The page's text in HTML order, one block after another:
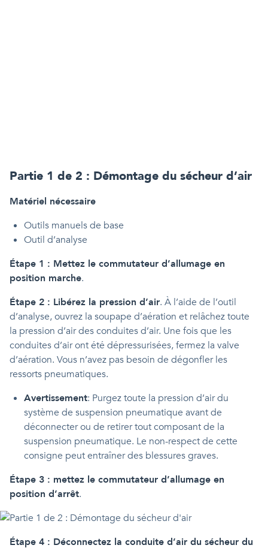
Partie 1 de 2 : Démontage du sécheur d’air
Matériel nécessaire
Outils manuels de base
Outil d’analyse
Étape 1 : Mettez le commutateur d’allumage en
position marche.
Étape 2 : Libérez la pression d’air. À l’aide de l’outil
d’analyse, ouvrez la soupape d’aération et relâchez toute
la pression d’air des conduites d’air. Une fois que les
conduites d’air ont été dépressurisées, fermez la valve
d’aération. Vous n’avez pas besoin de dégonfler les
ressorts pneumatiques.
Avertissement: Purgez toute la pression d’air du
système de suspension pneumatique avant de
déconnecter ou de retirer tout composant de la
suspension pneumatique. Le non-respect de cette
consigne peut entraîner des blessures graves.
Étape 3 : mettez le commutateur d’allumage en
position d’arrêt.
Étape 4 : Déconnectez la conduite d’air du sécheur du